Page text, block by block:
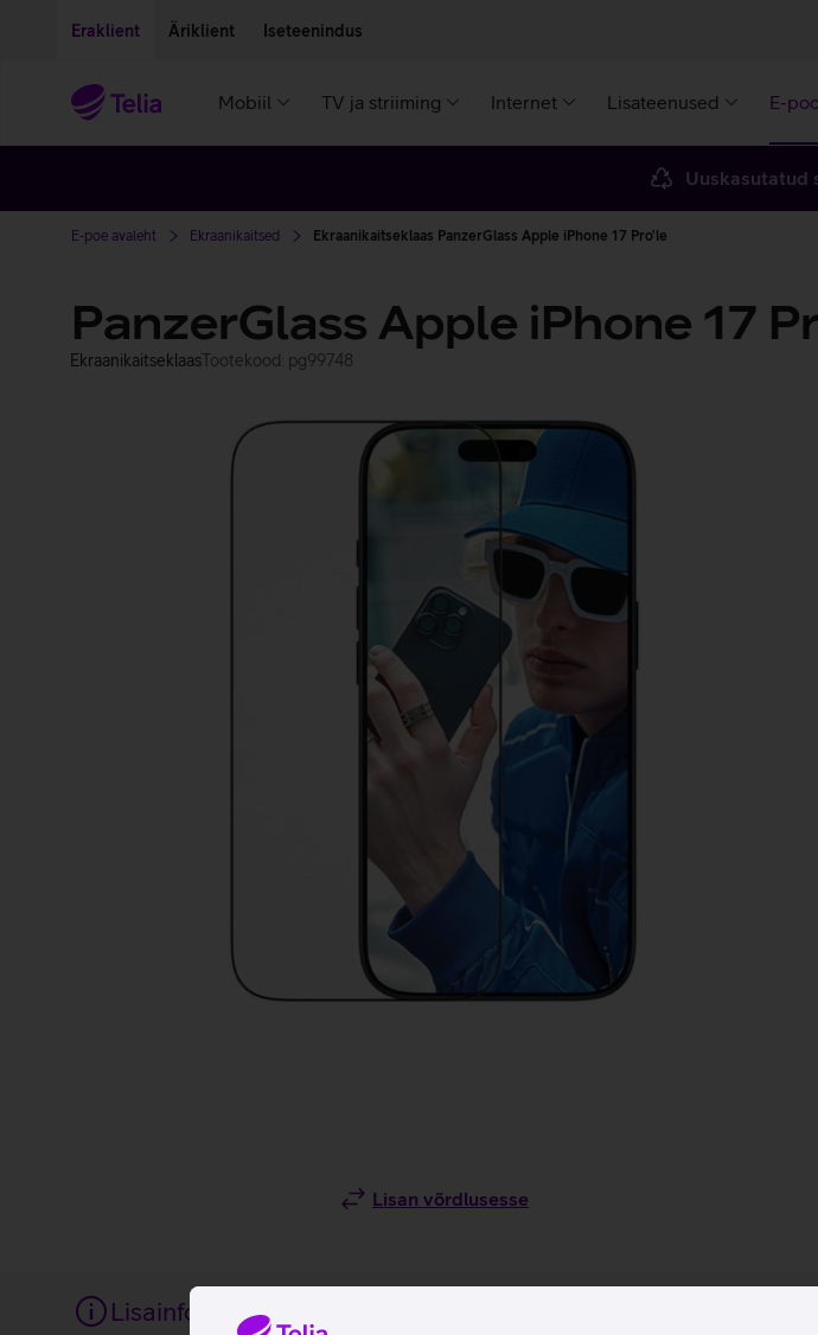
Eraklient Äriklient Iseteenindus
Mobiil TV ja striiming Internet Lisateenused E-
Uuskasutatud
E-poe avaleht Ekraanikaitsed Ekraanikaitseklaas PanzerGlass Apple iPhone 17 Pro'le
PanzerGlass Apple iPhone 17
EkraanikaitseklaasTootekood: pg99748
Lisan võrdlusesse
Lisainfo